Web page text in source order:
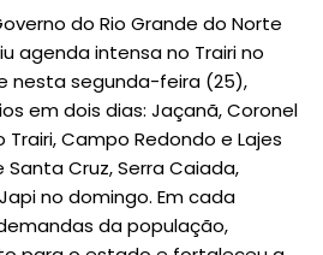
do Rio Grande do Norte
agenda intensa no Trairi no
nesta segunda-feira (25),
em dois dias: Jaçanã, Coronel
Trairi, Campo Redondo e Lajes
Cruz, Serra Caiada,
no domingo. Em cada
da população,